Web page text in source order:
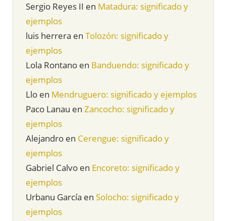
Sergio Reyes II en Matadura: significado y
ejemplos
luis herrera en Tolozón: significado y
ejemplos
Lola Rontano en Banduendo: significado y
ejemplos
Llo en Mendruguero: significado y ejemplos
Paco Lanau en Zancocho: significado y
ejemplos
Alejandro en Cerengue: significado y
ejemplos
Gabriel Calvo en Encoreto: significado y
ejemplos
Urbanu García en Solocho: significado y
ejemplos